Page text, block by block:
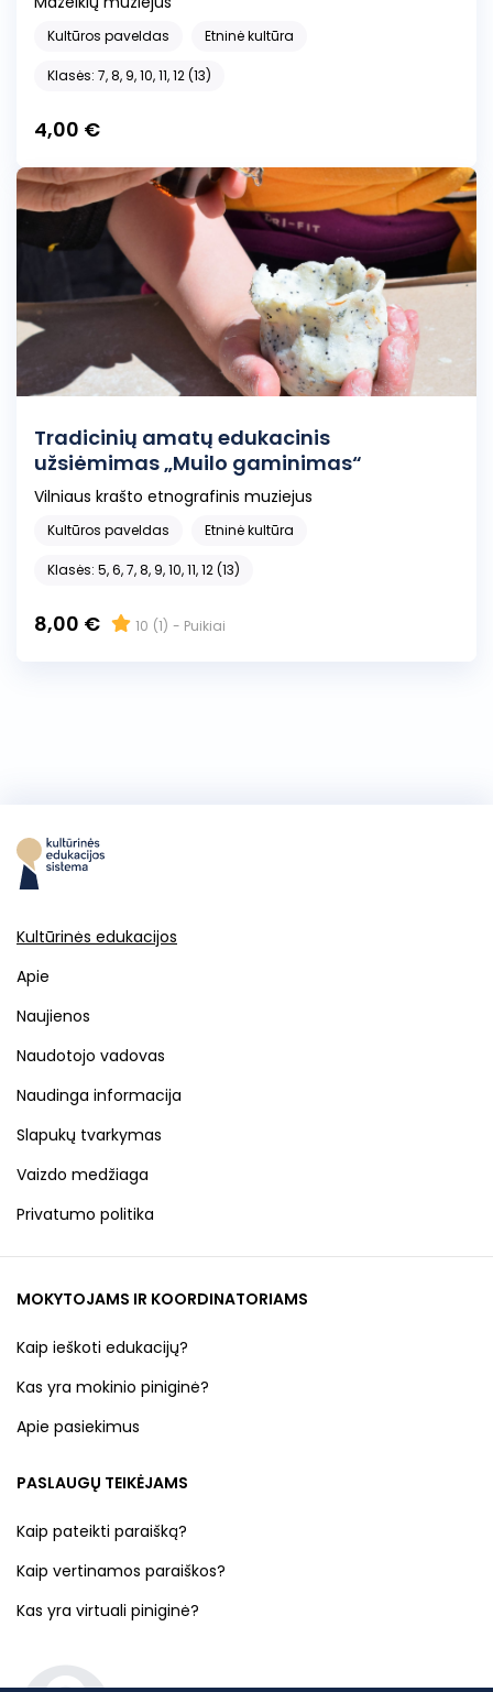
Kultūros paveldas Etninė kultūra
Klasės: 7, 8, 9, 10, 11, 12 (13)
4,00 €
Tradicinių amatų edukacinis
užsiėmimas „Muilo gaminimas“
Vilniaus krašto etnografinis muziejus
Kultūros paveldas Etninė kultūra
Klasės: 5, 6, 7, 8, 9, 10, 11, 12 (13)
8,00 € 10 (1) - Puikiai
Kultūrinės edukacijos
Apie
Naujienos
Naudotojo vadovas
Naudinga informacija
Slapukų tvarkymas
Vaizdo medžiaga
Privatumo politika
MOKYTOJAMS IR KOORDINATORIAMS
Kaip ieškoti edukacijų?
Kas yra mokinio piniginė?
Apie pasiekimus
PASLAUGŲ TEIKĖJAMS
Kaip pateikti paraišką?
Kaip vertinamos paraiškos?
Kas yra virtuali piniginė?